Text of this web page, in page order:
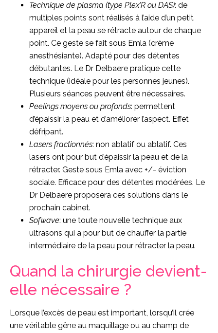
Technique de plasma (type Plex’R ou DAS): de
multiples points sont réalisés à l’aide d’un petit
appareil et la peau se rétracte autour de chaque
point. Ce geste se fait sous Emla (crème
anesthésiante). Adapté pour des détentes
débutantes. Le Dr Delbaere pratique cette
technique (idéale pour les personnes jeunes).
Plusieurs séances peuvent être nécessaires.
Peelings moyens ou profonds: permettent
d’épaissir la peau et d’améliorer l’aspect. Effet
défripant.
Lasers fractionnés: non ablatif ou ablatif. Ces
lasers ont pour but d’épaissir la peau et de la
rétracter. Geste sous Emla avec +/- éviction
sociale. Efficace pour des détentes modérées. Le
Dr Delbaere proposera ces solutions dans le
prochain cabinet.
Sofwave: une toute nouvelle technique aux
ultrasons qui a pour but de chauffer la partie
intermédiaire de la peau pour rétracter la peau.
Quand la chirurgie devient-
elle nécessaire ?
Lorsque l’excès de peau est important, lorsqu’il crée
une véritable gêne au maquillage ou au champ de